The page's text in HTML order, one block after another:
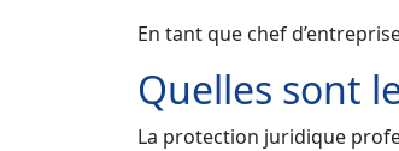
En tant que chef
Quelles sont
La protection juridique